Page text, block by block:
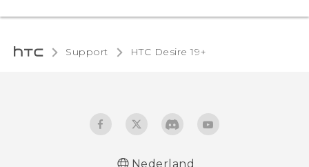
Support ‎HTC Desire 19+‎‎
Nederland